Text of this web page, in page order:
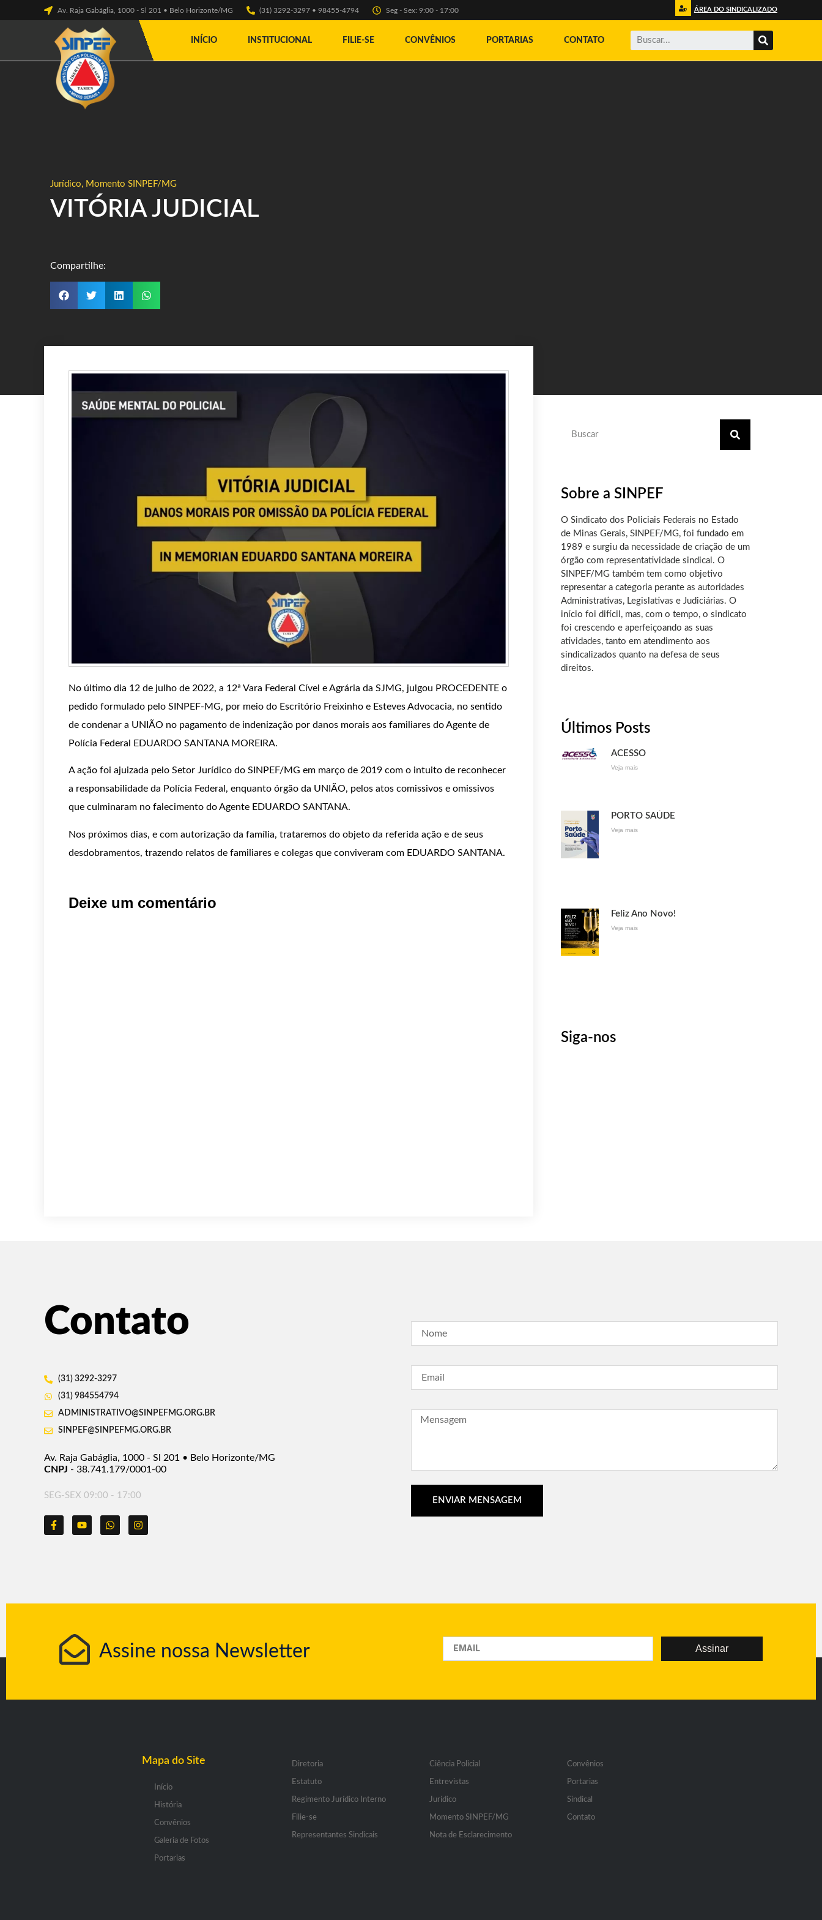
Av. Raja Gabáglia, 1000 - Sl 201 • Belo Horizonte/MG (31) 3292-3297 • 98455-4794 Seg - Sex: 9:00 - 17:00 ÁREA DO SINDICALIZADO
INÍCIO INSTITUCIONAL FILIE-SE CONVÊNIOS PORTARIAS CONTATO
Jurídico, Momento SINPEF/MG
VITÓRIA JUDICIAL
Compartilhe:
No último dia 12 de julho de 2022, a 12ª Vara Federal Cível e Agrária da SJMG, julgou PROCEDENTE o
pedido formulado pelo SINPEF-MG, por meio do Escritório Freixinho e Esteves Advocacia, no sentido
de condenar a UNIÃO no pagamento de indenização por danos morais aos familiares do Agente de
Polícia Federal EDUARDO SANTANA MOREIRA.
A ação foi ajuizada pelo Setor Jurídico do SINPEF/MG em março de 2019 com o intuito de reconhecer
a responsabilidade da Polícia Federal, enquanto órgão da UNIÃO, pelos atos comissivos e omissivos
que culminaram no falecimento do Agente EDUARDO SANTANA.
Nos próximos dias, e com autorização da família, trataremos do objeto da referida ação e de seus
desdobramentos, trazendo relatos de familiares e colegas que conviveram com EDUARDO SANTANA.
Deixe um comentário
Sobre a SINPEF
O Sindicato dos Policiais Federais no Estado
de Minas Gerais, SINPEF/MG, foi fundado em
1989 e surgiu da necessidade de criação de um
órgão com representatividade sindical. O
SINPEF/MG também tem como objetivo
representar a categoria perante as autoridades
Administrativas, Legislativas e Judiciárias. O
início foi difícil, mas, com o tempo, o sindicato
foi crescendo e aperfeiçoando as suas
atividades, tanto em atendimento aos
sindicalizados quanto na defesa de seus
direitos.
Últimos Posts
ACESSO
Veja mais
PORTO SAÚDE
Veja mais
Feliz Ano Novo!
Veja mais
Siga-nos
Contato
(31) 3292-3297
(31) 984554794
ADMINISTRATIVO@SINPEFMG.ORG.BR
SINPEF@SINPEFMG.ORG.BR
Av. Raja Gabáglia, 1000 - Sl 201 • Belo Horizonte/MG
CNPJ - 38.741.179/0001-00
SEG-SEX 09:00 - 17:00 ENVIAR MENSAGEM
Assine nossa Newsletter Assinar
Mapa do Site
Início
História
Convênios
Galeria de Fotos
Portarias
Diretoria
Estatuto
Regimento Jurídico Interno
Filie-se
Representantes Sindicais
Ciência Policial
Entrevistas
Jurídico
Momento SINPEF/MG
Nota de Esclarecimento
Convênios
Portarias
Sindical
Contato